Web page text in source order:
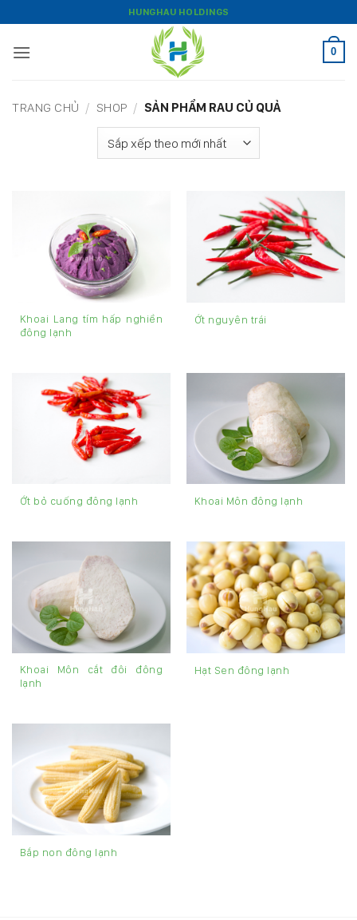
qua
nội
HUNGHAU HOLDINGS
0
TRANG CHỦ / SHOP / SẢN PHẨM RAU CỦ QUẢ
Khoai Lang tím hấp nghiền
đông lạnh
Ớt nguyên trái
Ớt bỏ cuống đông lạnh Khoai Môn đông lạnh
Khoai Môn cắt đôi đông
lạnh
Hạt Sen đông lạnh
Bắp non đông lạnh